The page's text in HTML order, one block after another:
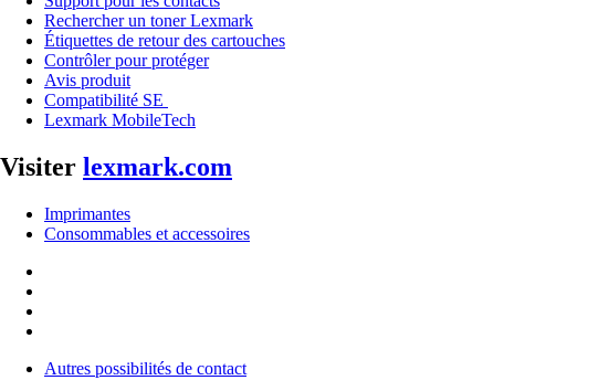
Rechercher un toner Lexmark
Étiquettes de retour des cartouches
Contrôler pour protéger
Avis produit
Compatibilité SE
Lexmark MobileTech
Visiter lexmark.com
Imprimantes
Consommables et accessoires
Autres possibilités de contact